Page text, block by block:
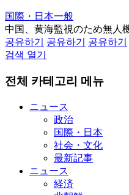
国際・日本一般
中国、黄海監視のため無人
공유하기
공유하기
공유하기
검색 열기
전체 카테고리 메뉴
ニュース
政治
国際・日本
社会・文化
最新記事
ニュース
経済